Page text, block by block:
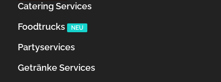
Catering Services
Foodtrucks
NEU
Partyservices
Getränke Services